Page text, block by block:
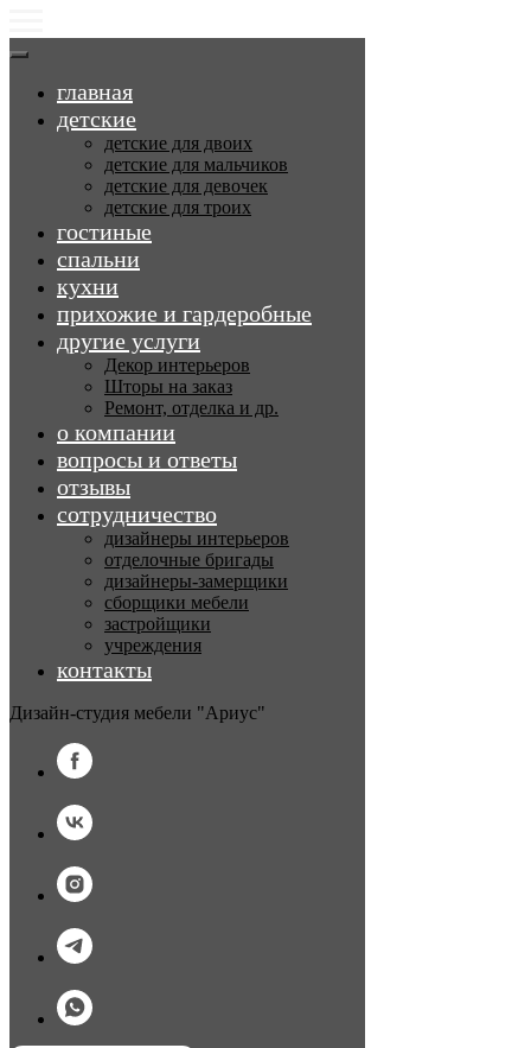
главная
детские
детские для двоих
детские для мальчиков
детские для девочек
детские для троих
гостиные
спальни
кухни
прихожие и гардеробные
другие услуги
Декор интерьеров
Шторы на заказ
Ремонт, отделка и др.
о компании
вопросы и ответы
отзывы
сотрудничество
дизайнеры интерьеров
отделочные бригады
дизайнеры-замерщики
сборщики мебели
застройщики
учреждения
контакты
Дизайн-студия мебели "Ариус"